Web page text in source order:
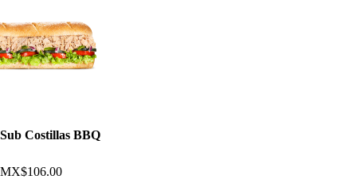
Sub Costillas BBQ
MX$106.00